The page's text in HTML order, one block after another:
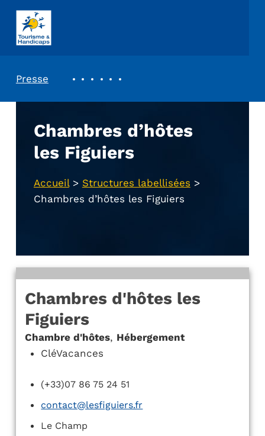
ASSOCIATION TOURISME ET HANDICAPS
Presse
Chambres d’hôtes
les Figuiers
Accueil> Structures labellisées >
Chambres d’hôtes les Figuiers
Chambres d'hôtes les
Figuiers
Chambre d'hôtes, Hébergement
CléVacances
(+33)07 86 75 24 51
contact@lesfiguiers.fr
Le Champ